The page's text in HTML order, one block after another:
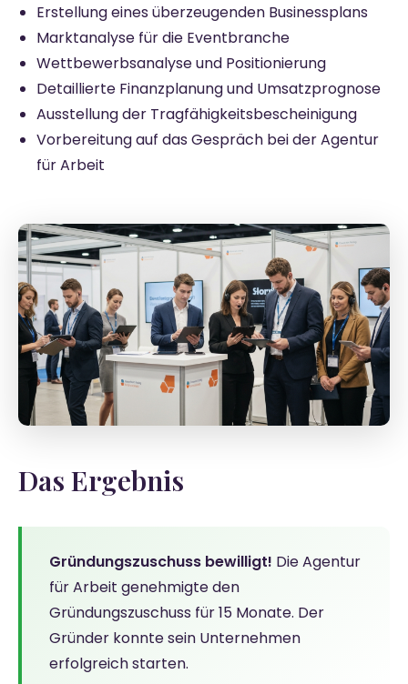
Erstellung eines überzeugenden Businessplans
Marktanalyse für die Eventbranche
Wettbewerbsanalyse und Positionierung
Detaillierte Finanzplanung und Umsatzprognose
Ausstellung der Tragfähigkeitsbescheinigung
Vorbereitung auf das Gespräch bei der Agentur
für Arbeit
Das Ergebnis
Gründungszuschuss bewilligt! Die Agentur
für Arbeit genehmigte den
Gründungszuschuss für 15 Monate. Der
Gründer konnte sein Unternehmen
erfolgreich starten.